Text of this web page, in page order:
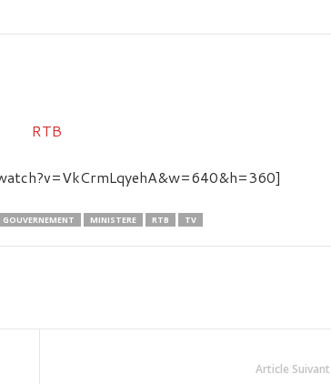
GOUVERNEMENT MINISTERE RTB TV
Article Suivant